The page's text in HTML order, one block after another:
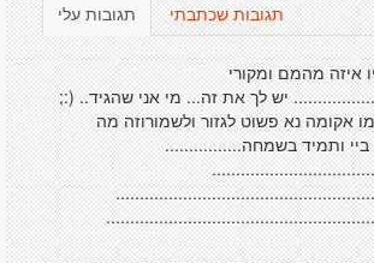
תגובות עלי תגובות שכתבתי
איזה מהמם ומקורי
יש לך את זה... מי אני שהגיד.. (:;
אקומה נא פשוט לגזור ולשמורוזה מה
ותמיד בשמחה................